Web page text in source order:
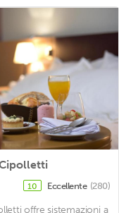
10 Eccellente (280)
offre sistemazioni a